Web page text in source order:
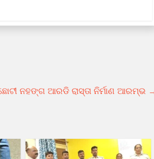
ନହଙ୍ଗ ଆରଡି ରାସ୍ତା ନିର୍ମାଣ ଆରମ୍ଭ